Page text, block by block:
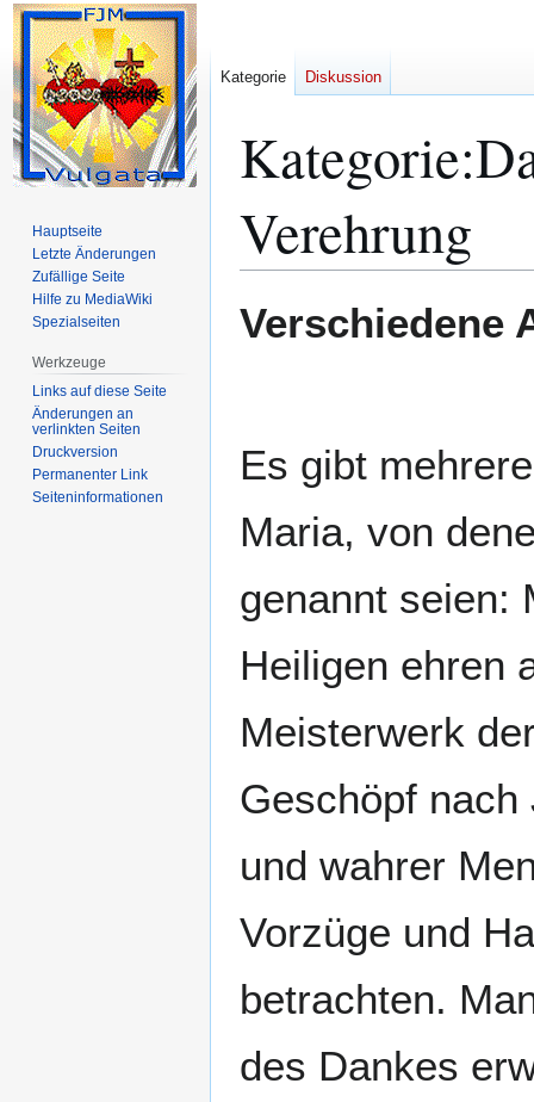
Kategorie:
Verehrung
Navigation
Suche
Verschiedene
Es gibt
Maria, von
genannt seien:
Heiligen ehren
Meisterwerk
Geschöpf
und wahrer
Vorzüge und
betrachten.
des Dankes
Kategorie Diskussion
Hauptseite
Letzte Änderungen
Zufällige Seite
Hilfe zu MediaWiki
Spezialseiten
Werkzeuge
Links auf diese Seite
Änderungen an
verlinkten Seiten
Druckversion
Permanenter Link
Seiten­­informationen